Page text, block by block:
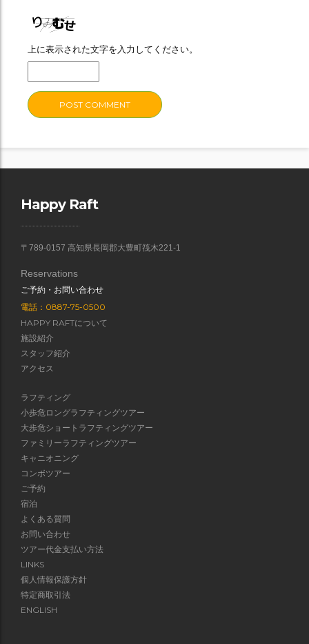
上に表示された文字を入力してください。
Happy Raft
〒789-0157 高知県長岡郡大豊町筏木221-1
Reservations
ご予約・お問い合わせ
電話：0887-75-0500
HAPPY RAFTについて
施設紹介
スタッフ紹介
アクセス
ラフティング
小歩危ロングラフティングツアー
大歩危ショートラフティングツアー
ファミリーラフティングツアー
キャニオニング
コンボツアー
ご予約
宿泊
よくある質問
お問い合わせ
ツアー代金支払い方法
LINKS
個人情報保護方針
特定商取引法
ENGLISH